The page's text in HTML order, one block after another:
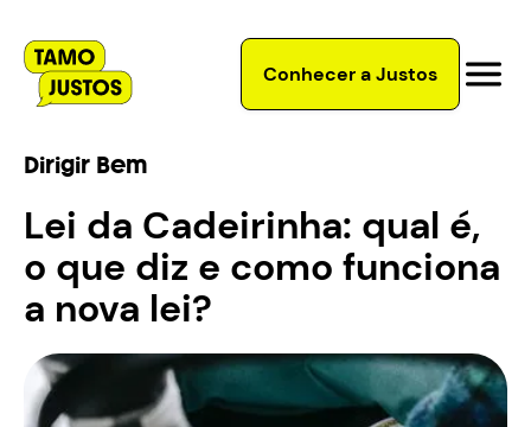
Conhecer a Justos
Dirigir Bem
Lei da Cadeirinha: qual é,
o que diz e como funciona
a nova lei?